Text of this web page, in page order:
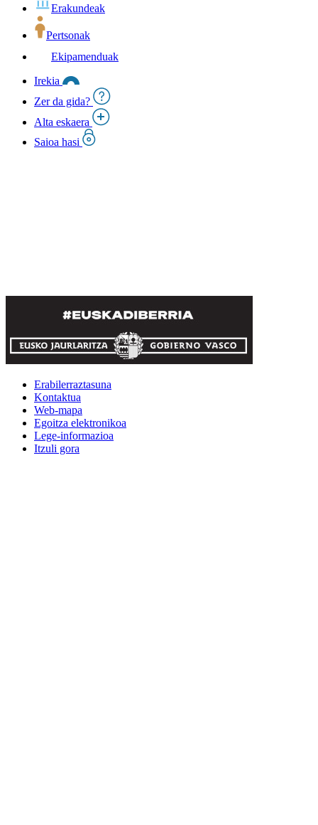
Erakundeak
Pertsonak
Ekipamenduak
Irekia
Zer da gida?
Alta eskaera
Saioa hasi
Erabilerraztasuna
Kontaktua
Web-mapa
Egoitza elektronikoa
Lege-informazioa
Itzuli gora